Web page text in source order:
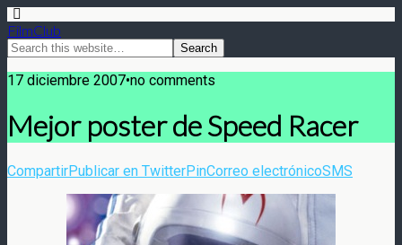
FilmClub
17 diciembre 2007•no comments
Mejor poster de Speed Racer
CompartirPublicar en TwitterPinCorreo electrónicoSMS